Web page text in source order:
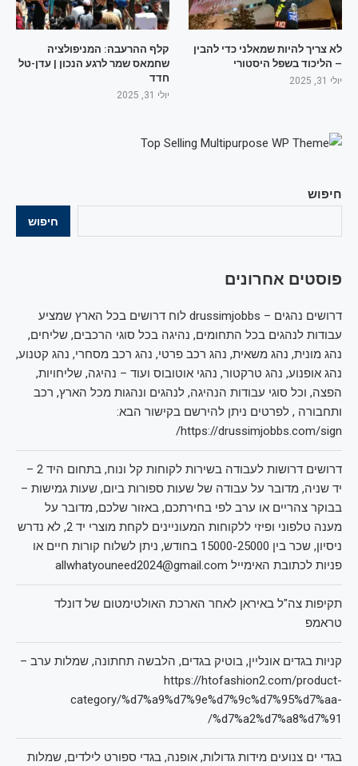
חיפוש
חיפוש
פוסטים אחרונים
דרושים נהגים – drussimjobbs לוח דרושים בכל הארץ שמציע
עבודות לנהגים בכל התחומים, נהיגה בכל סוגי הרכבים, שליחים,
נהג מונית, נהג משאית, נהג רכב פרטי, נהג רכב מסחרי, נהג קטנוע,
נהג אופנוע, נהג טרקטור, נהגי אוטובוס ועוד – נהיגה, שליחויות,
הפצה, וכל סוגי עבודות הנהיגה, לנהגים ונהגות מכל הארץ, רכב
ותחבורה , לפרטים ניתן להירשם בקישור הבא:
https://drussimjobbs.com/sign/
דרושים דרושות לעבודה בשירות לקוחות קל ונוח, בתחום היד 2 –
יד שניה, מדובר על עבודה של שעות ספורות ביום, שעות גמישות –
בבוקר צהריים או ערב לפי בחירתכם, באזור שלכם, מדובר על
מענה טלפוני ופיזי ללקוחות המעוניינים לקחת מוצרי יד 2, לא נדרש
ניסיון, שכר בין 15000-25000 בחודש, ניתן לשלוח קורות חיים או
פניות לכתובת האימייל allwhatyouneed2024@gmail.com
תקיפות צה"ל באיראן לאחר הארכת האולטימטום של דונלד
טראמפ
קניות בגדים אונליין, בוטיק בגדים, הלבשה תחתונה, שמלות ערב –
https://htofashion2.com/product-
category/%d7%a9%d7%9e%d7%9c%d7%95%d7%aa-
%d7%a2%d7%a8%d7%91/
בגדי ים צנועים מידות גדולות, אופנה, בגדי ספורט לילדים, שמלות
לא צריך להיות שמאלני כדי להבין
– הליכוד בשפל היסטורי
יולי 31, 2025
קלף ההרעבה: המניפולציה
שחמאס שמר לרגע הנכון | עדן-טל
חדד
יולי 31, 2025